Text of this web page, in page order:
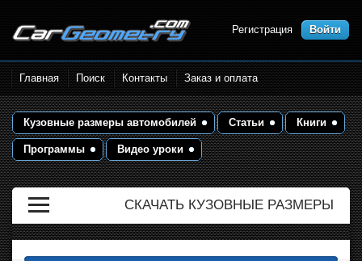
Размеры кузова автомобилей.
Контрольные точки и кузовные
размеры. Геометрия кузова
Регистрация Войти
Главная Поиск Контакты Заказ и оплата
Кузовные размеры автомобилей Статьи Книги
Программы Видео уроки
СКАЧАТЬ КУЗОВНЫЕ РАЗМЕРЫ